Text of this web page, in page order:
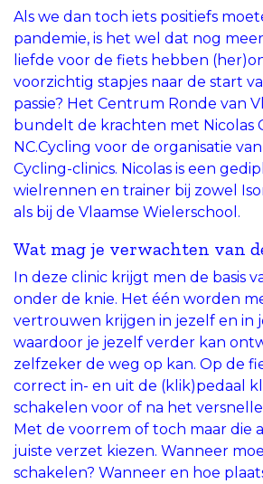
Als we dan toch iets positiefs
pandemie, is het wel dat nog
liefde voor de fiets hebben
voorzichtig stapjes naar de start
passie? Het Centrum Ronde van
bundelt de krachten met Nicolas
NC.Cycling voor de organisatie
Cycling-clinics. Nicolas is een
wielrennen en trainer bij zowel
als bij de Vlaamse Wielerschool.
Wat mag je verwachten van
In deze clinic krijgt men de basis
onder de knie. Het één worden
vertrouwen krijgen in jezelf en in
waardoor je jezelf verder kan
zelfzeker de weg op kan. Op de
correct in- en uit de (klik)pedaal
schakelen voor of na het
Met de voorrem of toch maar die
juiste verzet kiezen. Wanneer
schakelen? Wanneer en hoe